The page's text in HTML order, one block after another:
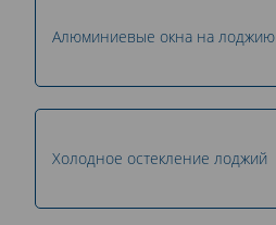
Алюминиевые окна на лоджию
Холодное остекление лоджий